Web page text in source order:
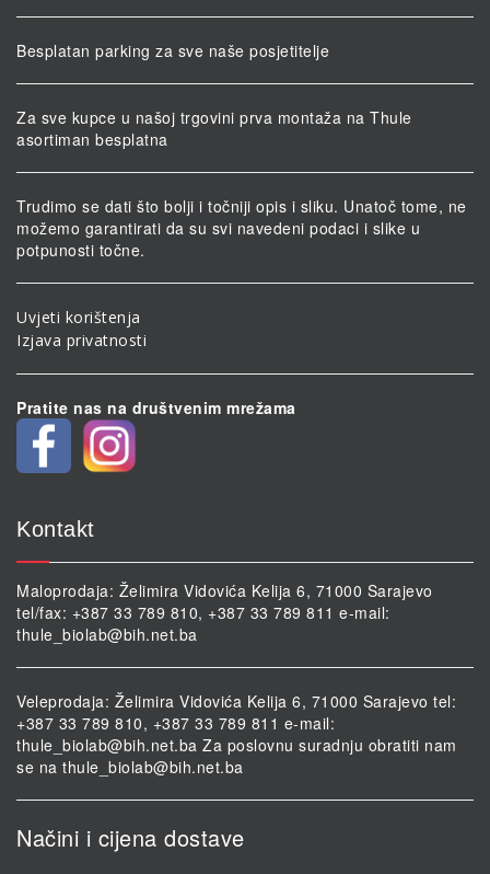
Besplatan parking za sve naše posjetitelje
Za sve kupce u našoj trgovini prva montaža na Thule
asortiman besplatna
Trudimo se dati što bolji i točniji opis i sliku. Unatoč tome, ne
možemo garantirati da su svi navedeni podaci i slike u
potpunosti točne.
Uvjeti korištenja
Izjava privatnosti
Pratite nas na društvenim mrežama
Kontakt
Maloprodaja: Želimira Vidovića Kelija 6, 71000 Sarajevo
tel/fax: +387 33 789 810, +387 33 789 811 e-mail:
thule_biolab@bih.net.ba
Veleprodaja: Želimira Vidovića Kelija 6, 71000 Sarajevo tel:
+387 33 789 810, +387 33 789 811 e-mail:
thule_biolab@bih.net.ba Za poslovnu suradnju obratiti nam
se na thule_biolab@bih.net.ba
Načini i cijena dostave